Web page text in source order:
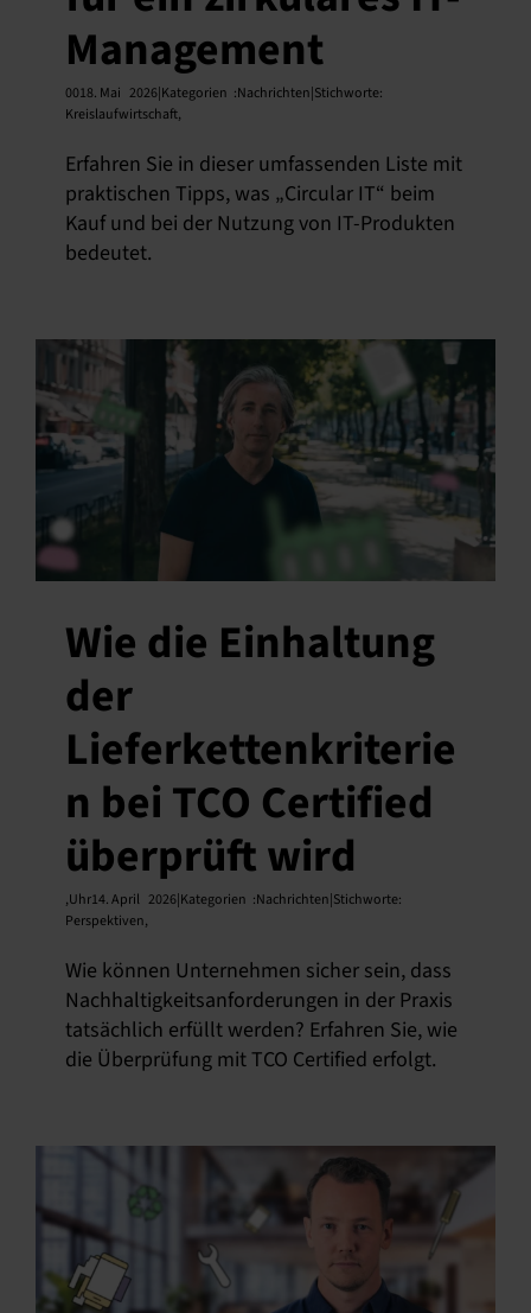
Deutsch
Management
0018. Mai 2026|Kategorien :Nachrichten|Stichworte:
Kreislaufwirtschaft,
Erfahren Sie in dieser umfassenden Liste mit
praktischen Tipps, was „Circular IT“ beim
Kauf und bei der Nutzung von IT-Produkten
bedeutet.
Wie die Einhaltung
der
Lieferkettenkriterie
n bei TCO Certified
überprüft wird
,Uhr14. April 2026|Kategorien :Nachrichten|Stichworte:
Perspektiven,
Wie können Unternehmen sicher sein, dass
Nachhaltigkeitsanforderungen in der Praxis
tatsächlich erfüllt werden? Erfahren Sie, wie
die Überprüfung mit TCO Certified erfolgt.